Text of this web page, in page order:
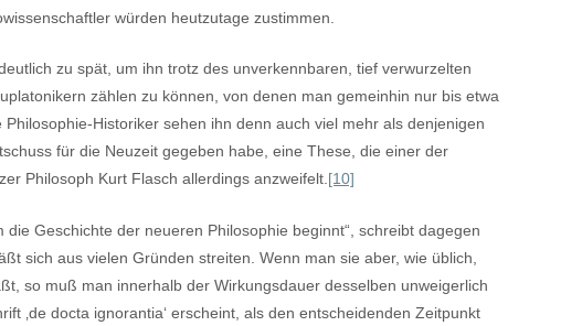
würden heutzutage zustimmen.
zu spät, um ihn trotz des unverkennbaren, tief verwurzelten
zählen zu können, von denen man gemeinhin nur bis etwa
Historiker sehen ihn denn auch viel mehr als denjenigen
für die Neuzeit gegeben habe, eine These, die einer der
Philosoph Kurt Flasch allerdings anzweifelt.[10]
Geschichte der neueren Philosophie beginnt“, schreibt dagegen
sich aus vielen Gründen streiten. Wenn man sie aber, wie üblich,
so muß man innerhalb der Wirkungsdauer desselben unweigerlich
‚de docta ignorantia‘ erscheint, als den entscheidenden Zeitpunkt